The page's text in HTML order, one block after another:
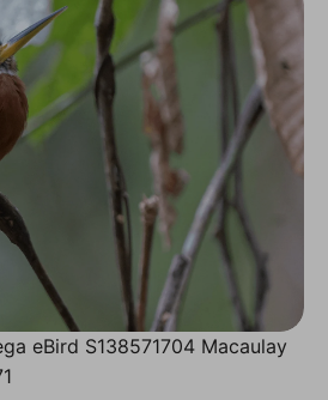
eBird S138571704 Macaulay